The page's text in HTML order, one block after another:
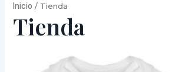
Inicio / Tienda
Tienda